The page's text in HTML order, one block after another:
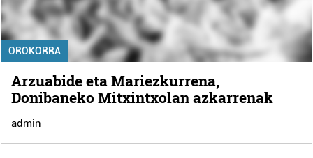
OROKORRA
Arzuabide eta Mariezkurrena,
Donibaneko Mitxintxolan azkarrenak
admin